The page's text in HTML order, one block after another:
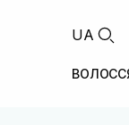
UA